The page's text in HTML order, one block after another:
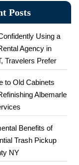
Posts
Using a
Agency in
Travelers Prefer
to Old Cabinets
Albemarle
Benefits of
Trash Pickup
NY